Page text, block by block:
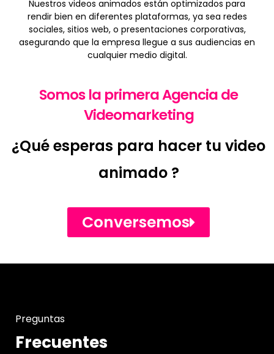
Nuestros videos animados están optimizados para
rendir bien en diferentes plataformas, ya sea redes
sociales, sitios web, o presentaciones corporativas,
asegurando que la empresa llegue a sus audiencias en
cualquier medio digital.
Somos la primera Agencia de
Videomarketing
¿Qué esperas para hacer tu video
animado ?
Conversemos
Preguntas
Frecuentes